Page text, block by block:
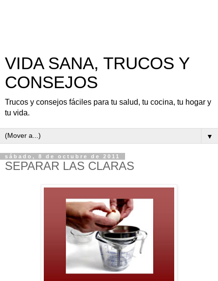
VIDA SANA, TRUCOS Y
CONSEJOS
Trucos y consejos fáciles para tu salud, tu cocina, tu hogar y
tu vida.
▼
sábado, 8 de octubre de 2011
SEPARAR LAS CLARAS